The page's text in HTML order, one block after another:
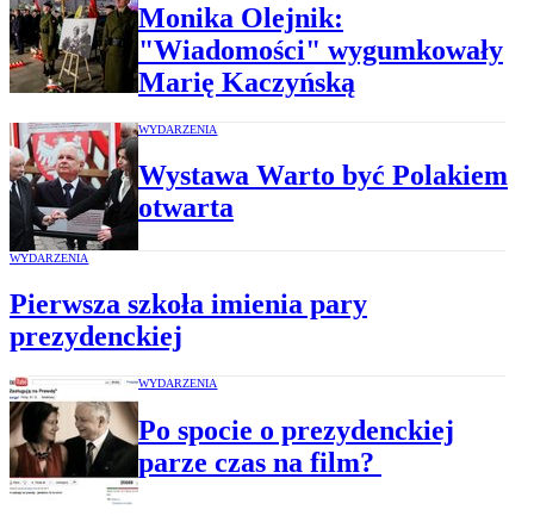
Monika Olejnik:
"Wiadomości" wygumkowały
Marię Kaczyńską
WYDARZENIA
Wystawa Warto być Polakiem
otwarta
WYDARZENIA
Pierwsza szkoła imienia pary
prezydenckiej
WYDARZENIA
Po spocie o prezydenckiej
parze czas na film?